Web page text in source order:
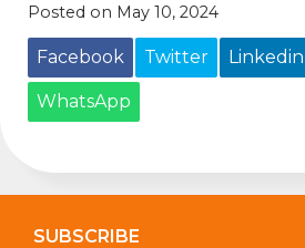
Posted on May 10, 2024
Facebook Twitter Linkedin
WhatsApp
SUBSCRIBE